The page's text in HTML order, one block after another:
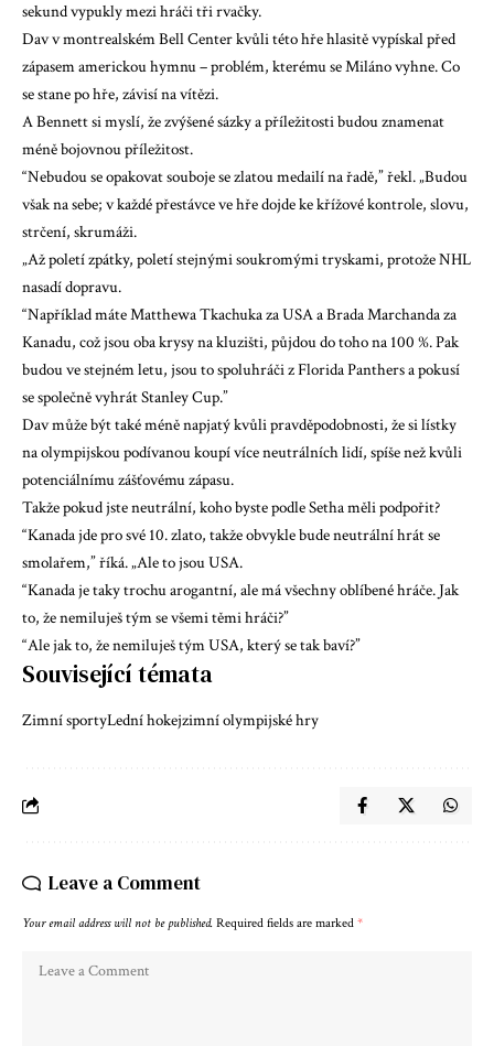
sekund vypukly mezi hráči tři rvačky.
Dav v montrealském Bell Center kvůli této hře hlasitě vypískal před
zápasem americkou hymnu – problém, kterému se Miláno vyhne. Co
se stane po hře, závisí na vítězi.
A Bennett si myslí, že zvýšené sázky a příležitosti budou znamenat
méně bojovnou příležitost.
“Nebudou se opakovat souboje se zlatou medailí na řadě,” řekl. „Budou
však na sebe; v každé přestávce ve hře dojde ke křížové kontrole, slovu,
strčení, skrumáži.
„Až poletí zpátky, poletí stejnými soukromými tryskami, protože NHL
nasadí dopravu.
“Například máte Matthewa Tkachuka za USA a Brada Marchanda za
Kanadu, což jsou oba krysy na kluzišti, půjdou do toho na 100 %. Pak
budou ve stejném letu, jsou to spoluhráči z Florida Panthers a pokusí
se společně vyhrát Stanley Cup.”
Dav může být také méně napjatý kvůli pravděpodobnosti, že si lístky
na olympijskou podívanou koupí více neutrálních lidí, spíše než kvůli
potenciálnímu zášťovému zápasu.
Takže pokud jste neutrální, koho byste podle Setha měli podpořit?
“Kanada jde pro své 10. zlato, takže obvykle bude neutrální hrát se
smolařem,” říká. „Ale to jsou USA.
“Kanada je taky trochu arogantní, ale má všechny oblíbené hráče. Jak
to, že nemiluješ tým se všemi těmi hráči?”
“Ale jak to, že nemiluješ tým USA, který se tak baví?”
Související témata
Zimní sportyLední hokejzimní olympijské hry
Leave a Comment
Your email address will not be published. Required fields are marked *